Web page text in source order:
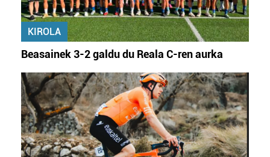
KIROLA
Beasainek 3-2 galdu du Reala C-ren aurka